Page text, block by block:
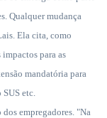
Qualquer mudança
Ela cita, como
para as
mandatória para
SUS etc.
empregadores. "Na